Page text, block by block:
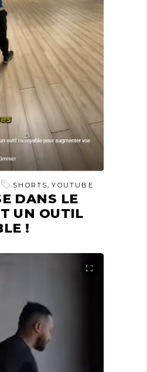
SHORTS,YOUTUBE
DANS LE
UN OUTIL
!